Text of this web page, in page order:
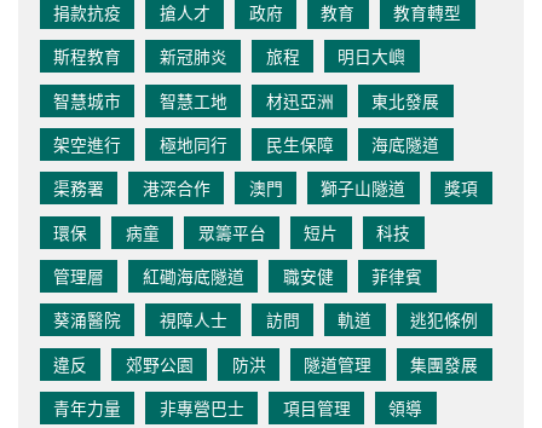
捐款抗疫
搶人才 政府 教育
教育轉型
斯程教育
新冠肺炎 旅程
明日大嶼
智慧城市
智慧工地 材迅亞洲
東北發展
架空進行
極地同行 民生保障
海底隧道
渠務署
港深合作 澳門 獅子山隧道
獎項
環保
病童 眾籌平台 短片
科技
管理層
紅磡海底隧道 職安健
菲律賓
葵涌醫院
視障人士 訪問 軌道
逃犯條例
違反
郊野公園 防洪 隧道管理
集團發展
青年力量
非專營巴士 項目管理
領導